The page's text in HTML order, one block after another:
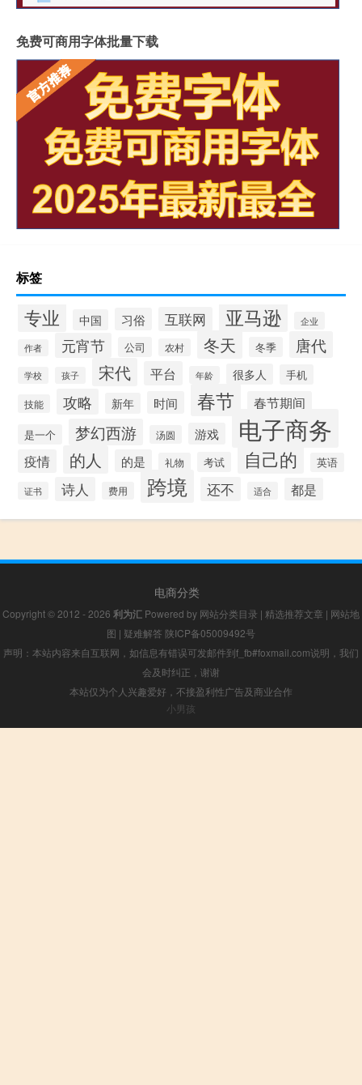
免费可商用字体批量下载
标签
专业 中国 习俗 互联网 亚马逊 企业
作者 元宵节 公司 农村 冬天 冬季 唐代
学校 孩子 宋代 平台 年龄 很多人 手机
技能 攻略 新年 时间 春节 春节期间
是一个 梦幻西游 汤圆 游戏 电子商务
疫情 的人 的是 礼物 考试 自己的 英语
证书 诗人 费用 跨境 还不 适合 都是
电商分类
Copyright © 2012 - 2026 利为汇 Powered by 网站分类目录 | 精选推荐文章 | 网站地
图 | 疑难解答 陕ICP备05009492号
声明：本站内容来自互联网，如信息有错误可发邮件到f_fb#foxmail.com说明，我们
会及时纠正，谢谢
本站仅为个人兴趣爱好，不接盈利性广告及商业合作
小男孩